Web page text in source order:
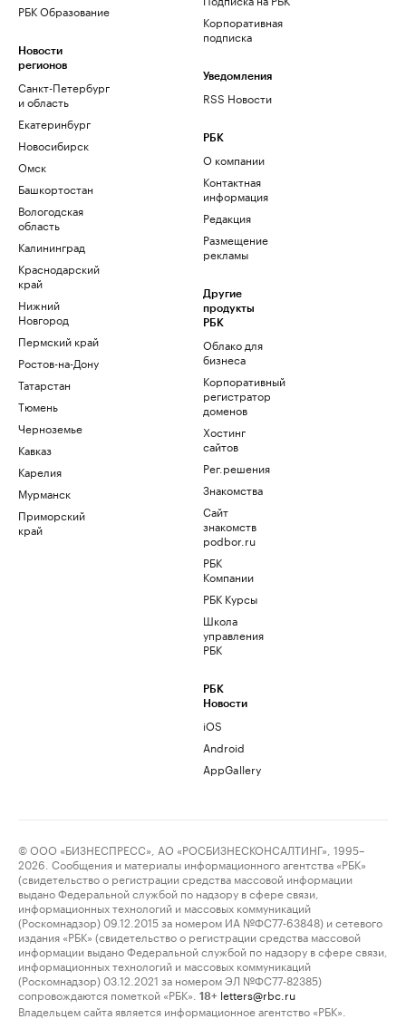
РБК Образование
Новости
регионов
Санкт-Петербург
и область
Екатеринбург
Новосибирск
Омск
Башкортостан
Вологодская
область
Калининград
Краснодарский
край
Нижний
Новгород
Пермский край
Ростов-на-Дону
Татарстан
Тюмень
Черноземье
Кавказ
Карелия
Мурманск
Приморский
край
Корпоративная
подписка
Уведомления
RSS Новости
РБК
О компании
Контактная
информация
Редакция
Размещение
рекламы
Другие
продукты
РБК
Облако для
бизнеса
Корпоративный
регистратор
доменов
Хостинг
сайтов
Рег.решения
Знакомства
Сайт
знакомств
podbor.ru
РБК
Компании
РБК Курсы
Школа
управления
РБК
РБК
Новости
iOS
Android
AppGallery
© ООО «БИЗНЕСПРЕСС», АО «РОСБИЗНЕСКОНСАЛТИНГ», 1995–
2026. Сообщения и материалы информационного агентства «РБК»
(свидетельство о регистрации средства массовой информации
выдано Федеральной службой по надзору в сфере связи,
информационных технологий и массовых коммуникаций
(Роскомнадзор) 09.12.2015 за номером ИА №ФС77-63848) и сетевого
издания «РБК» (свидетельство о регистрации средства массовой
информации выдано Федеральной службой по надзору в сфере связи,
информационных технологий и массовых коммуникаций
(Роскомнадзор) 03.12.2021 за номером ЭЛ №ФС77-82385)
сопровождаются пометкой «РБК».
18+ letters@rbc.ru
Владельцем сайта является информационное агентство «РБК».